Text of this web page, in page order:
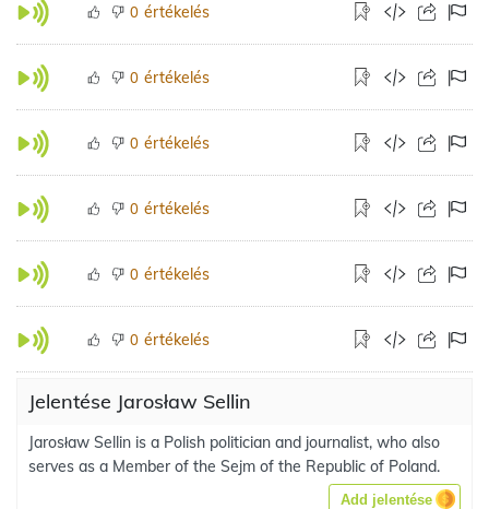
0 értékelés
0 értékelés
0 értékelés
0 értékelés
0 értékelés
0 értékelés
Jelentése Jarosław Sellin
Jarosław Sellin is a Polish politician and journalist, who also
serves as a Member of the Sejm of the Republic of Poland.
Add jelentése